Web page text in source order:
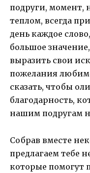
подруги, момент,
теплом, всегда
день каждое
большое
выразить свои
пожелания
сказать, чтобы
благодарность,
нашим подругам
Собрав вместе
предлагаем тебе
которые помогут